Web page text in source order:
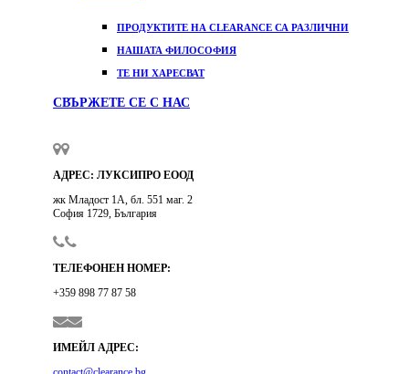
ПРОДУКТИТЕ НА CLEARANCE СА РАЗЛИЧНИ
НАШАТА ФИЛОСОФИЯ
ТЕ НИ ХАРЕСВАТ
СВЪРЖЕТЕ СЕ С НАС
АДРЕС: ЛУКСИПРО ЕООД
жк Младоcт 1А, бл. 551 маг. 2
София 1729, България
ТЕЛЕФОНЕН НОМЕР:
+359 898 77 87 58
ИМЕЙЛ АДРЕС: